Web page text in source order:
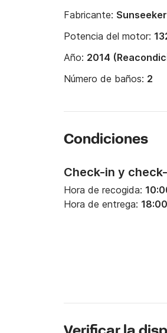
Fabricante: Sunseeker
Potencia del motor:
Año: 2014
Número de baños: 2
Condiciones
Check-in y
Hora de recogida:
Hora de entrega: 18:00